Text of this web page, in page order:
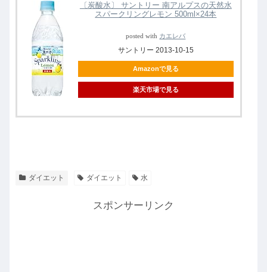
〔炭酸水〕 サントリー 南アルプスの天然水
スパークリングレモン 500ml×24本
posted with カエレバ
サントリー 2013-10-15
Amazonで見る
楽天市場で見る
ダイエット ダイエット 水
スポンサーリンク